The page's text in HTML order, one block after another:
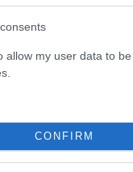
allow my user data to
CONFIRM
08:30-14:30
Αχαΐας, 09:00-